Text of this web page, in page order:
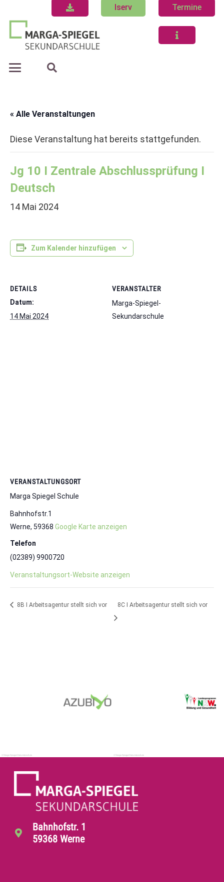
Iserv Termine
« Alle Veranstaltungen
Diese Veranstaltung hat bereits stattgefunden.
Jg 10 I Zentrale Abschlussprüfung I
Deutsch
14 Mai 2024
Zum Kalender hinzufügen
DETAILS
Datum:
14 Mai 2024
VERANSTALTER
Marga-Spiegel-
Sekundarschule
VERANSTALTUNGSORT
Marga Spiegel Schule
Bahnhofstr.1
Werne, 59368 Google Karte anzeigen
Telefon
(02389) 9900720
Veranstaltungsort-Website anzeigen
8B I Arbeitsagentur stellt sich vor 8C I Arbeitsagentur stellt sich vor
Bahnhofstr. 1
59368 Werne